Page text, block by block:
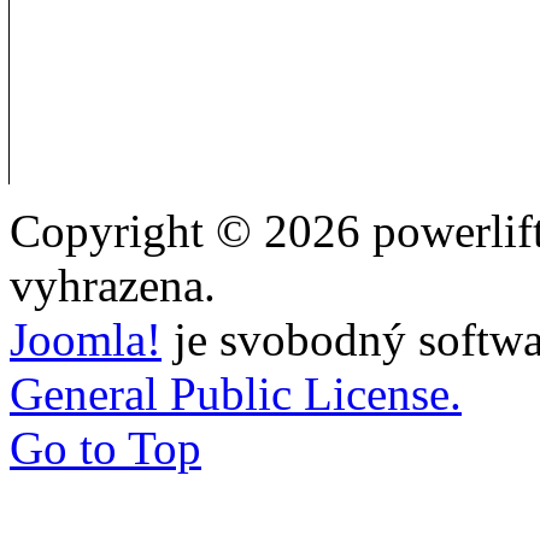
Copyright © 2026
vyhrazena.
Joomla! je svobodný
General Public License.
Go to Top